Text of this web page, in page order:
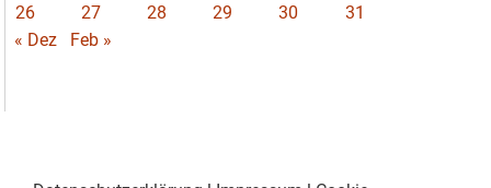
26
27 28 29 30
31
« Dez
Feb »